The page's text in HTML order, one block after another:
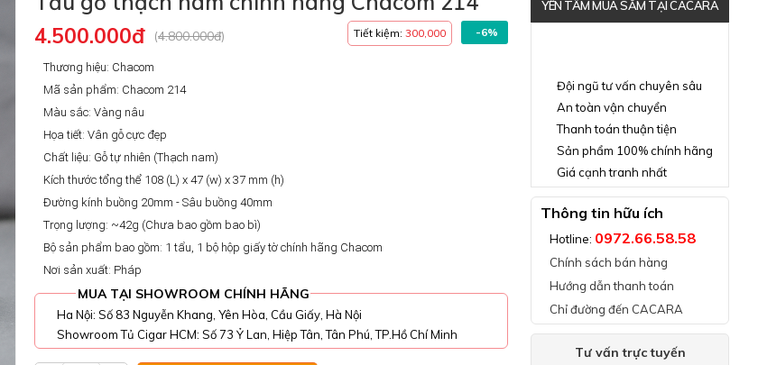
-6%
Tiết kiệm: 300,000
4.500.000đ (4.800.000đ)
Thương hiệu: Chacom
Mã sản phẩm: Chacom 214
Màu sắc: Vàng nâu
Họa tiết: Vân gỗ cực đẹp
Chất liệu: Gỗ tự nhiên (Thạch nam)
Kích thước tổng thể 108 (L) x 47 (w) x 37 mm (h)
Đường kính buồng 20mm - Sâu buồng 40mm
Trọng lượng: ~42g (Chưa bao gồm bao bì)
Bộ sản phẩm bao gồm: 1 tẩu, 1 bộ hộp giấy tờ chính hãng Chacom
Nơi sản xuất: Pháp
MUA TẠI SHOWROOM CHÍNH HÃNG
Ha Nội: Số 83 Nguyễn Khang, Yên Hòa, Cầu Giấy, Hà Nội
Showroom Tủ Cigar HCM: Số 73 Ỷ Lan, Hiệp Tân, Tân Phú, TP.Hồ Chí Minh
YÊN TÂM MUA SẮM TẠI CACARA
Đã thông báo Bộ Công Thương
Đội ngũ tư vấn chuyên sâu
An toàn vận chuyển
Thanh toán thuận tiện
Sản phẩm 100% chính hãng
Giá cạnh tranh nhất
Thông tin hữu ích
Hotline: 0972.66.58.58
Chính sách bán hàng
Hướng dẫn thanh toán
Chỉ đường đến CACARA
Tư vấn trực tuyến